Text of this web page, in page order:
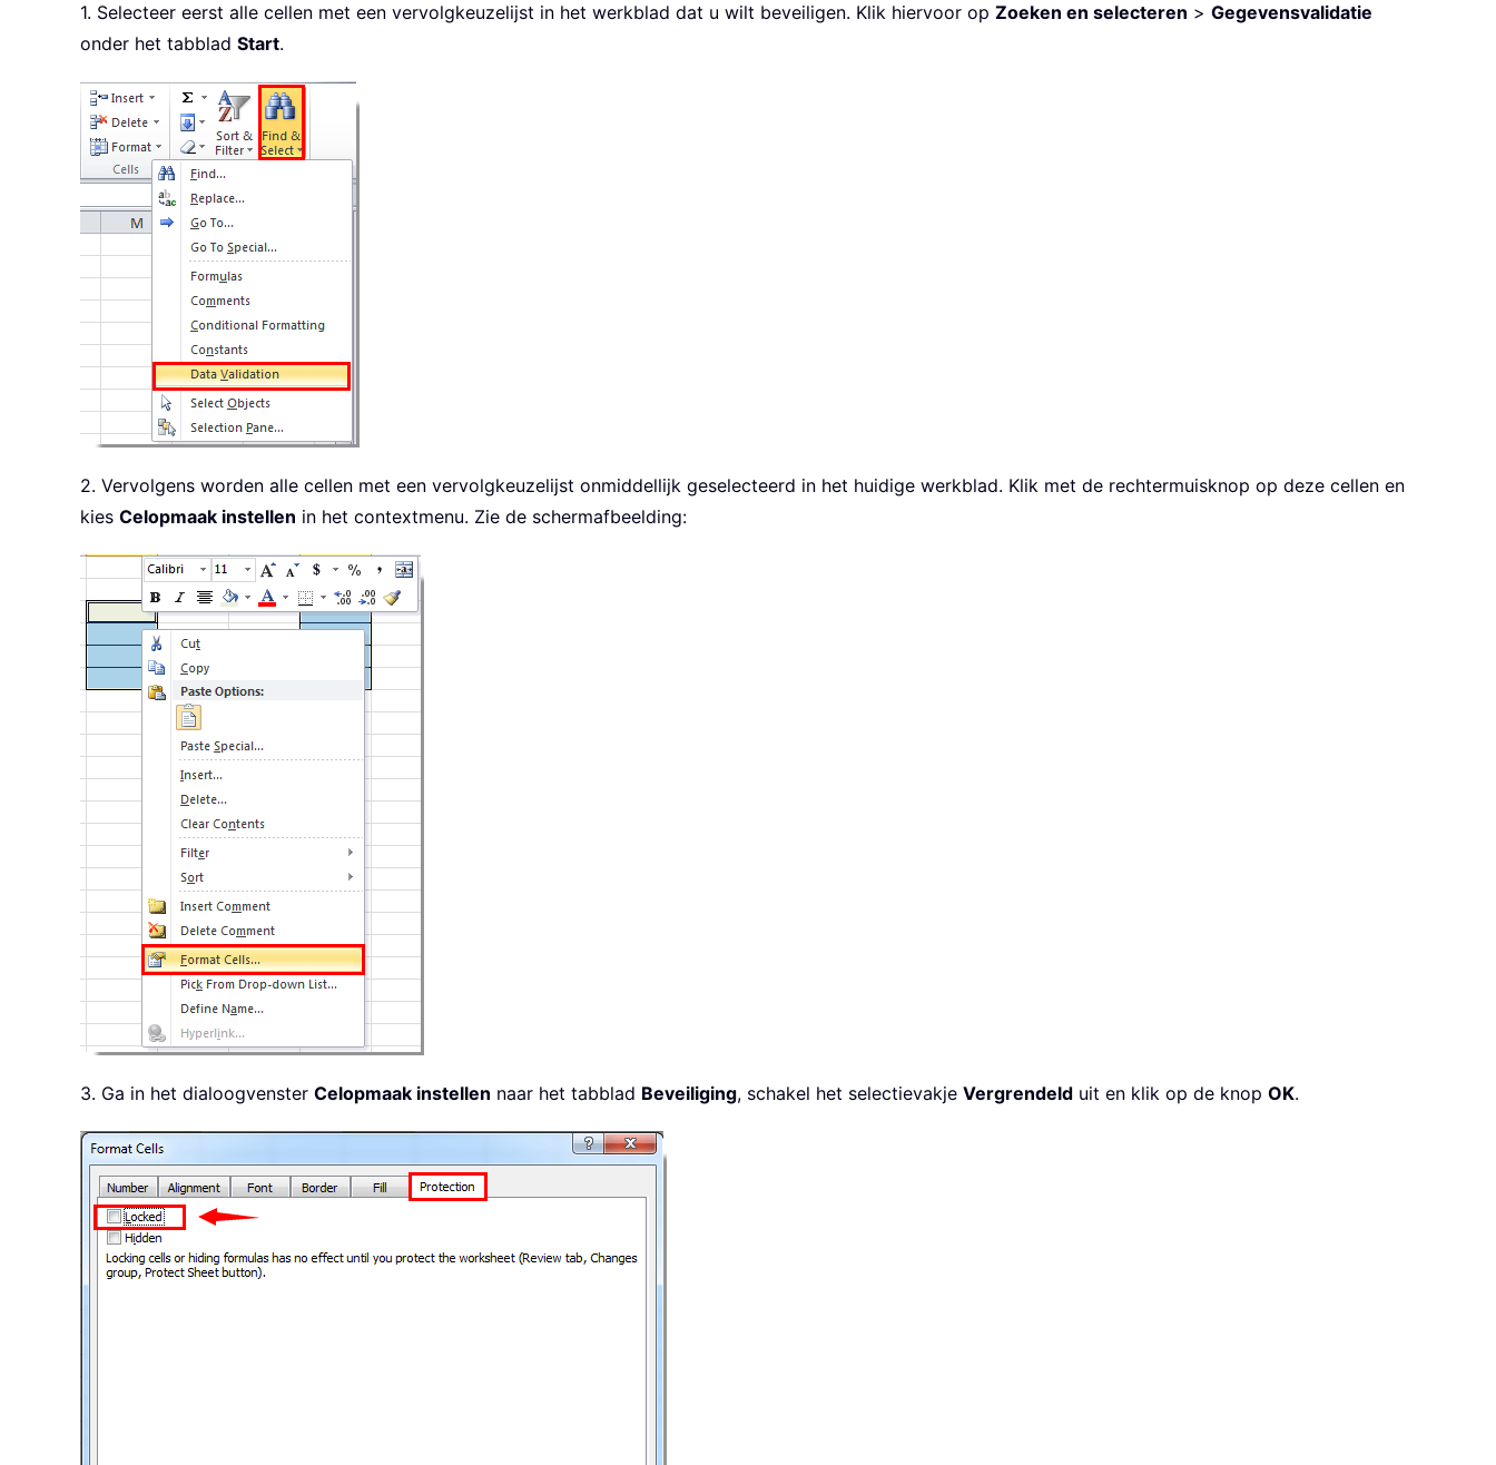
1. Selecteer eerst alle cellen met een vervolgkeuzelijst in het werkblad dat u wilt beveiligen. Klik hiervoor op Zoeken en selecteren > Gegevensvalidatie
onder het tabblad Start.
2. Vervolgens worden alle cellen met een vervolgkeuzelijst onmiddellijk geselecteerd in het huidige werkblad. Klik met de rechtermuisknop op deze cellen en
kies Celopmaak instellen in het contextmenu. Zie de schermafbeelding:
3. Ga in het dialoogvenster Celopmaak instellen naar het tabblad Beveiliging, schakel het selectievakje Vergrendeld uit en klik op de knop OK.